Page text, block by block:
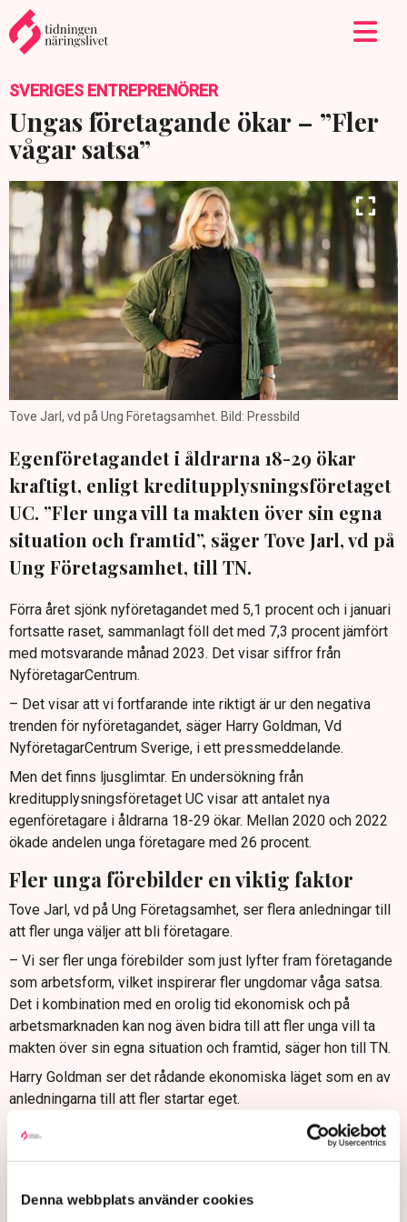
Denna webbplats använder cookies
SVERIGES ENTREPRENÖRER
Ungas företagande ökar – ”Fler
vågar satsa”
Tove Jarl, vd på Ung Företagsamhet. Bild: Pressbild
Egenföretagandet i åldrarna 18-29 ökar
kraftigt, enligt kreditupplysningsföretaget
UC. ”Fler unga vill ta makten över sin egna
situation och framtid”, säger Tove Jarl, vd på
Ung Företagsamhet, till TN.
Förra året sjönk nyföretagandet med 5,1 procent och i januari
fortsatte raset, sammanlagt föll det med 7,3 procent jämfört
med motsvarande månad 2023. Det visar siffror från
NyföretagarCentrum.
– Det visar att vi fortfarande inte riktigt är ur den negativa
trenden för nyföretagandet, säger Harry Goldman, Vd
NyföretagarCentrum Sverige, i ett pressmeddelande.
Men det finns ljusglimtar. En undersökning från
kreditupplysningsföretaget UC visar att antalet nya
egenföretagare i åldrarna 18-29 ökar. Mellan 2020 och 2022
ökade andelen unga företagare med 26 procent.
Fler unga förebilder en viktig faktor
Tove Jarl, vd på Ung Företagsamhet, ser flera anledningar till
att fler unga väljer att bli företagare.
– Vi ser fler unga förebilder som just lyfter fram företagande
som arbetsform, vilket inspirerar fler ungdomar våga satsa.
Det i kombination med en orolig tid ekonomisk och på
arbetsmarknaden kan nog även bidra till att fler unga vill ta
makten över sin egna situation och framtid, säger hon till TN.
Harry Goldman ser det rådande ekonomiska läget som en av
anledningarna till att fler startar eget.
– Allt fler unga är arbetslösa och saknar kontaktnät, vilket
försvårar möjligheterna att komma in på arbetsmarknaden,
På senare tid har det skett en markant ökning av elever som